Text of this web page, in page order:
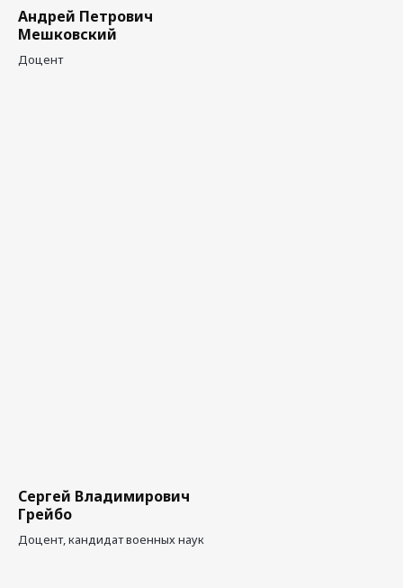
Андрей Петрович
Мешковский
Доцент
Сергей Владимирович
Грейбо
Доцент, кандидат военных наук